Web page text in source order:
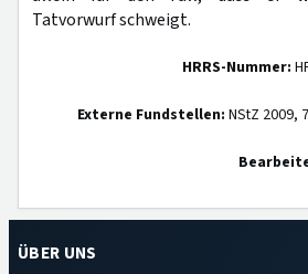
Tatvorwurf schweigt.
HRRS-Nummer:
Externe Fundstellen: NStZ 2009,
ÜBER UNS